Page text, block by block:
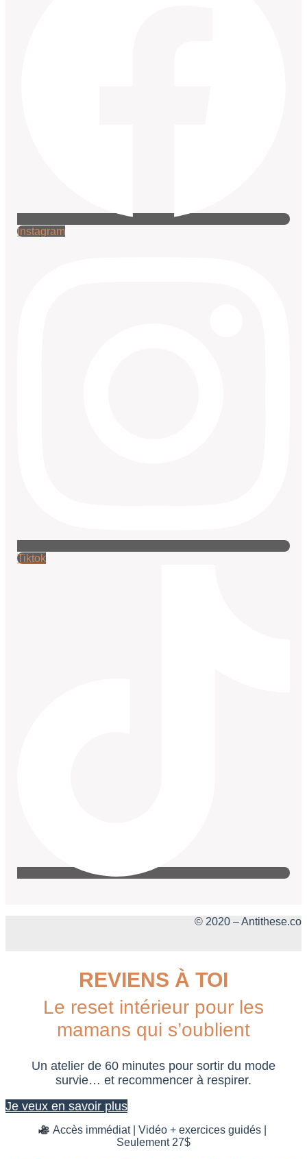
Instagram
Tiktok
© 2020 – Antithese.co
REVIENS À TOI
Le reset intérieur pour les
mamans qui s’oublient
Un atelier de 60 minutes pour sortir du mode
survie… et recommencer à respirer.
Je veux en savoir plus
Accès immédiat | Vidéo + exercices guidés |
Seulement 27$